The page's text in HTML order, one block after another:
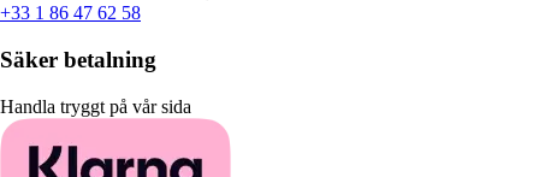
+33 1 86 47 62 58
Säker betalning
Handla tryggt på vår sida